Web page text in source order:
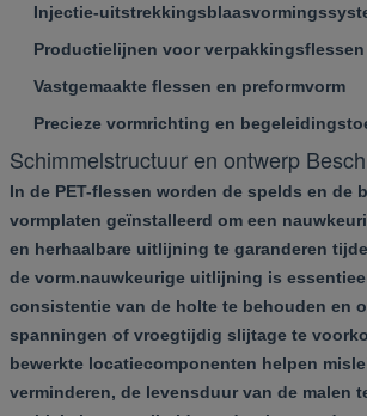
Injectie-
Productielijnen voor verpakkingsflessen
Vastgemaakte flessen en preformvorm
Precieze vormrichting en
Schimmelstructuur en ontwerp
In de PET-flessen worden de spelds en de
vormplaten geïnstalleerd om een
en herhaalbare uitlijning te garanderen
de vorm.nauwkeurige uitlijning is
consistentie van de holte te behouden en
spanningen of vroegtijdig slijtage te
bewerkte locatiecomponenten helpen
verminderen, de levensduur van de malen